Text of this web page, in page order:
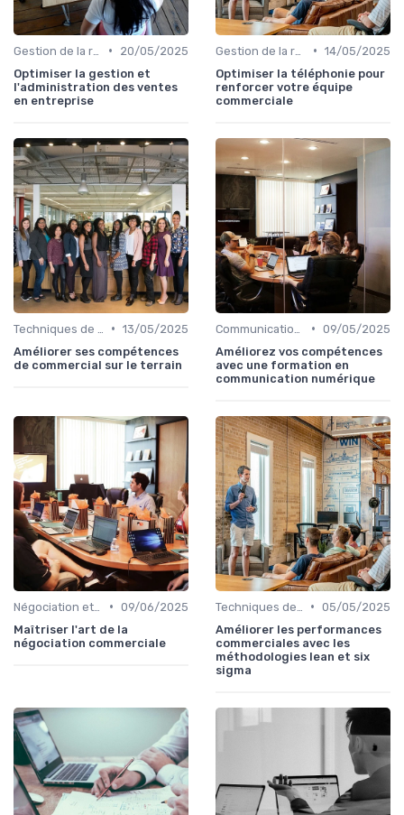
•
20/05/2025
Optimiser la gestion et
l'administration des ventes
en entreprise
• 14/05/2025
Optimiser la téléphonie pour
renforcer votre équipe
commerciale
• 13/05/2025
Améliorer ses compétences
de commercial sur le terrain
• 09/05/2025
Améliorez vos compétences
avec une formation en
communication numérique
• 09/06/2025
Maîtriser l'art de la
négociation commerciale
• 05/05/2025
Améliorer les performances
commerciales avec les
méthodologies lean et six
sigma